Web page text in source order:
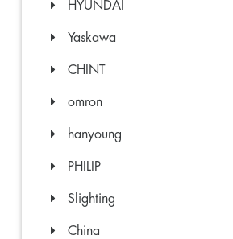
HYUNDAI
Yaskawa
CHINT
omron
hanyoung
PHILIP
Slighting
China